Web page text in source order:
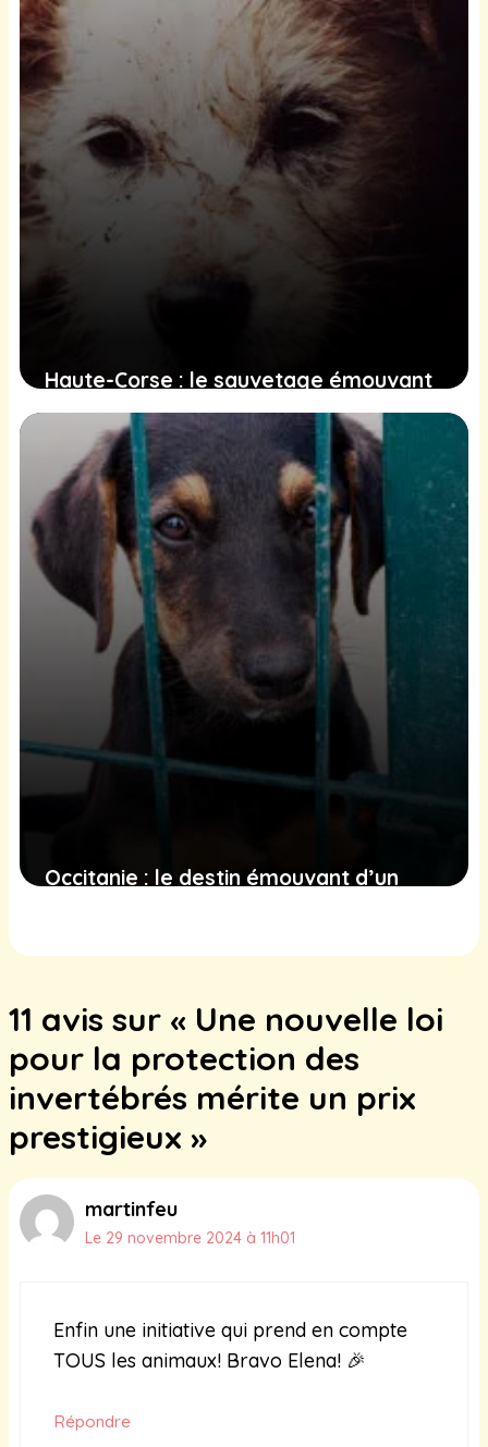
Haute-Corse : le sauvetage émouvant
de deux chiens laissés pour compte
21 janvier 2025
Occitanie : le destin émouvant d’un
11 avis sur « Une nouvelle loi
pour la protection des
invertébrés mérite un prix
prestigieux »
martinfeu
Le 29 novembre 2024 à 11h01
Enfin une initiative qui prend en compte
TOUS les animaux! Bravo Elena! 🎉
Répondre